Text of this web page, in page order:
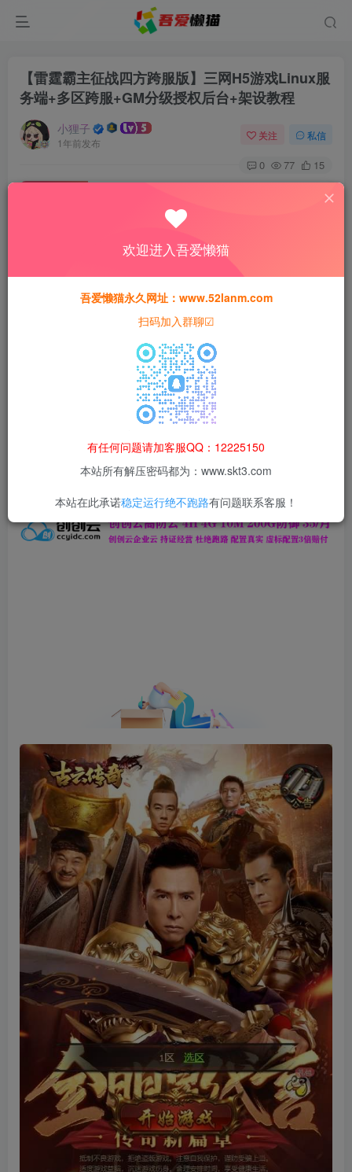
【雷霆霸主征战四方跨服版】三网H5游戏Linux服
务端+多区跨服+GM分级授权后台+架设教程
小狸子
1年前发布
关注 私信
0 77 15
此内容为付费资源，请付费后查看
猫粮30
黄金会员猫粮15 钻石会员 免费
本站所有资源均为网络收集整理而来，仅供学习研究使用，请在下
载后24h内删除，谢谢合作！
本站资源仅用于学习交流，禁止商业运营与违法、侵权
果由使用者自行承担。
欢迎进入吾爱懒猫
吾爱懒猫永久网址：www.52lanm.com
扫码加入群聊☑
有任何问题请加客服QQ：12225150
本站所有解压密码都为：www.skt3.com
本站在此承诺稳定运行绝不跑路有问题联系客服！